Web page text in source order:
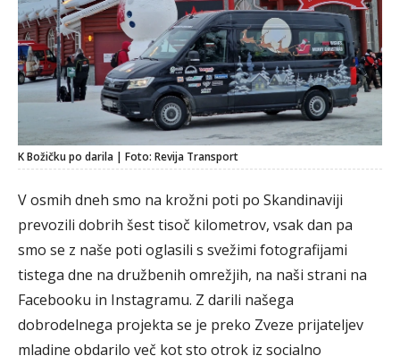
K Božičku po darila | Foto: Revija Transport
V osmih dneh smo na krožni poti po Skandinaviji
prevozili dobrih šest tisoč kilometrov, vsak dan pa
smo se z naše poti oglasili s svežimi fotografijami
tistega dne na družbenih omrežjih, na naši strani na
Facebooku in Instagramu. Z darili našega
dobrodelnega projekta se je preko Zveze prijateljev
mladine obdarilo več kot sto otrok iz socialno